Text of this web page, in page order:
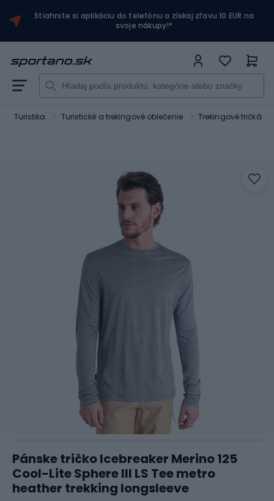
Stiahnite si aplikáciu do telefónu a získaj zľavu 10 EUR na
svoje nákupy!*
Turistika Turistické a trekingové oblečenie Trekingové tričká
Pánske tričko Icebreaker Merino 125
Cool-Lite Sphere III LS Tee metro
heather trekking longsleeve